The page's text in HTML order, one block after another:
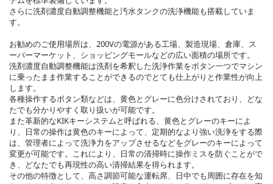
さらに洗剤濃度自動調整機能と汚水タンクの洗浄機能も搭載していま
す。
お勧めのご使用場所は、200Vの電源がある工場、製造現場、倉庫、ス
ーパーマーケット、ショッピングモールなどの広い面積の場所です。
洗剤濃度自動調整機能は洗剤を希釈した洗浄作業をボタン一つでマシン
に乗ったまま作業することができるのでとても仕上がりと作業性が向上
します。
各種操作するボタン類などは、黄色とグレーに色分けされており、どな
たでも分かりやすく取り扱いが可能です。
また革新的なKIKキーシステムと呼ばれる、黄色とグレーのキーによ
り、日常の操作は黄色のキーによって、定期的なより強い洗浄をする際
は、管理者によって洗浄力をアップさせるなどをグレーのキーによって
変更が可能です。これにより、日常の清掃時に操作ミスを防ぐことがで
き、どなたでも再現性の高い清掃結果を得られます。
その他の特徴として、高さ調節可能な運転席、日中でも周囲に存在を知